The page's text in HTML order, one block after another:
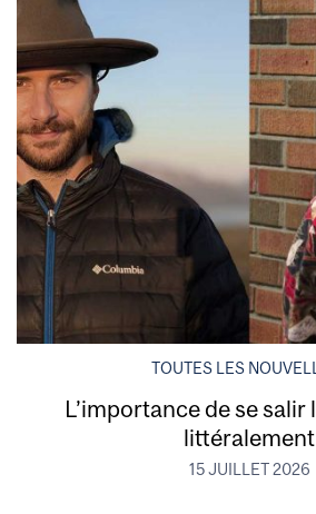
TOUTES LES
L’importance de se salir
littéralement
15 JUILLET 2026